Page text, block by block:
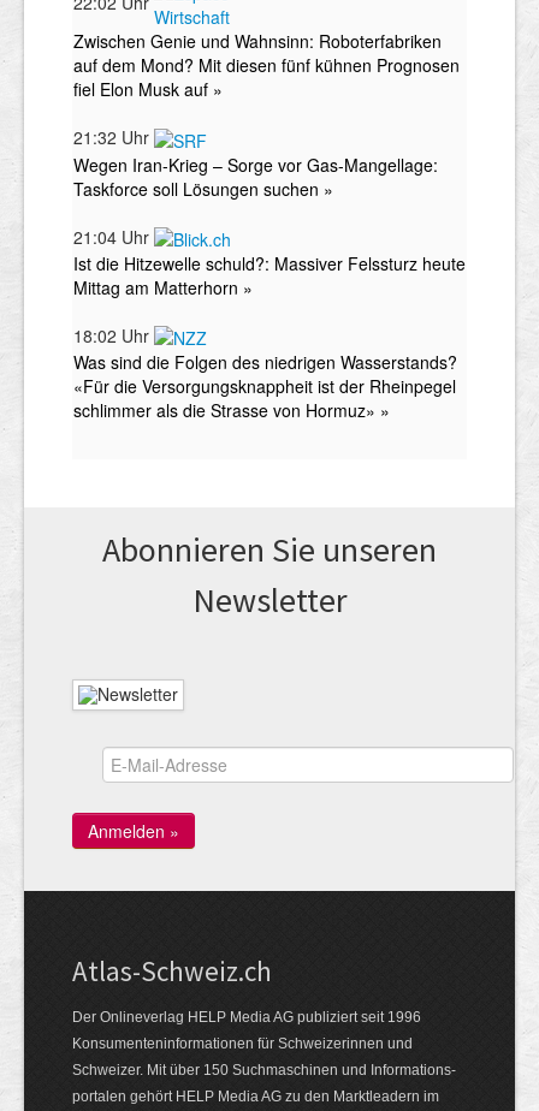
Abonnieren Sie unseren
News­letter
Atlas-Schweiz.ch
Der Onlineverlag HELP Media AG publiziert seit 1996
Konsumenten­infor­mationen für Schwei­zerinnen und
Schweizer. Mit über 150 Such­ma­schinen und Infor­mations­
portalen gehört HELP Media AG zu den Markt­leadern im